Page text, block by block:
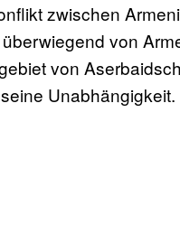
zwischen
von
von
Unabhängigkeit.